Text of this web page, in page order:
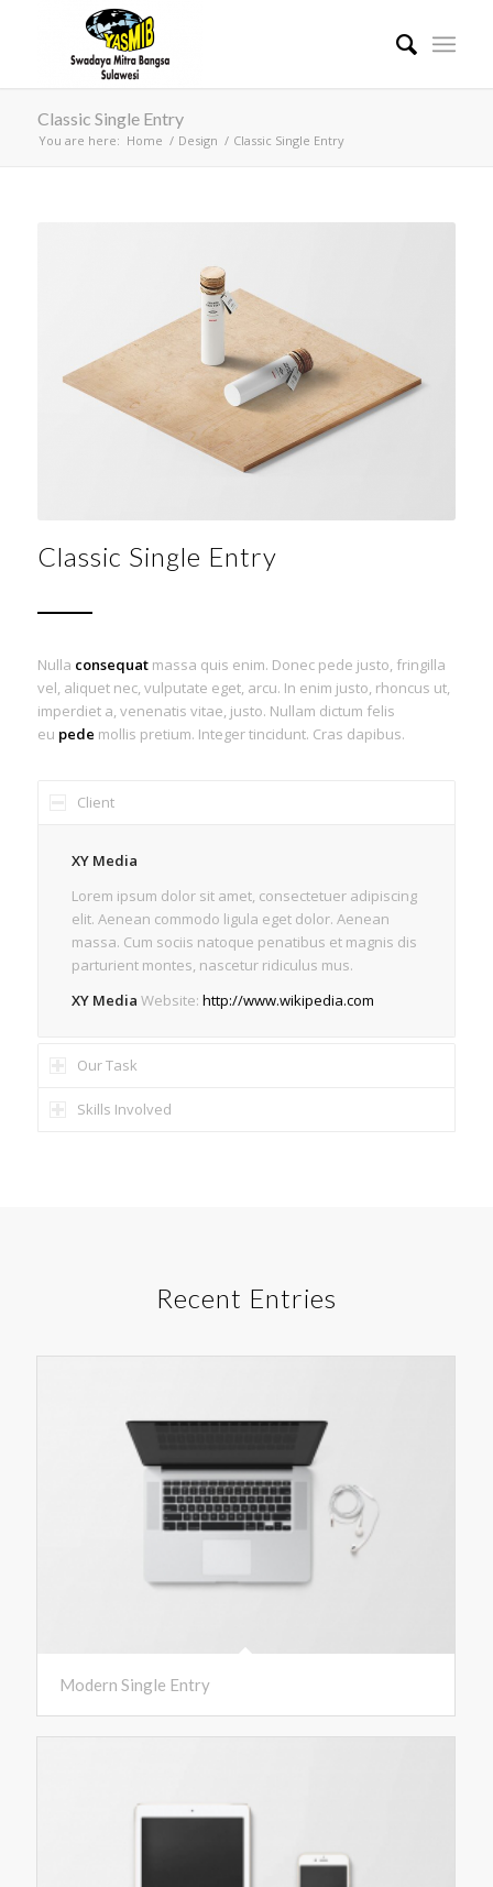
Classic Single Entry
You are here: Home / Design / Classic Single Entry
Classic Single Entry
Nulla consequatmassa quis enim. Donec pede justo, fringilla
vel, aliquet nec, vulputate eget, arcu. In enim justo, rhoncus ut,
imperdiet a, venenatis vitae, justo. Nullam dictum felis
eu pede mollis pretium. Integer tincidunt. Cras dapibus.
Client
XY Media
Lorem ipsum dolor sit amet, consectetuer adipiscing
elit. Aenean commodo ligula eget dolor. Aenean
massa. Cum sociis natoque penatibus et magnis dis
parturient montes, nascetur ridiculus mus.
XY Media Website: http://www.wikipedia.com
Our Task
Skills Involved
Recent Entries
Modern Single Entry